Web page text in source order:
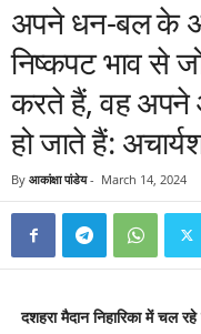
अपने धन-बल के
निष्कपट भाव से
करते हैं, वह अपने
हो जाते हैं:
By आकांक्षा पांडेय- March 14, 2024
दशहरा मैदान निहारिका में चल